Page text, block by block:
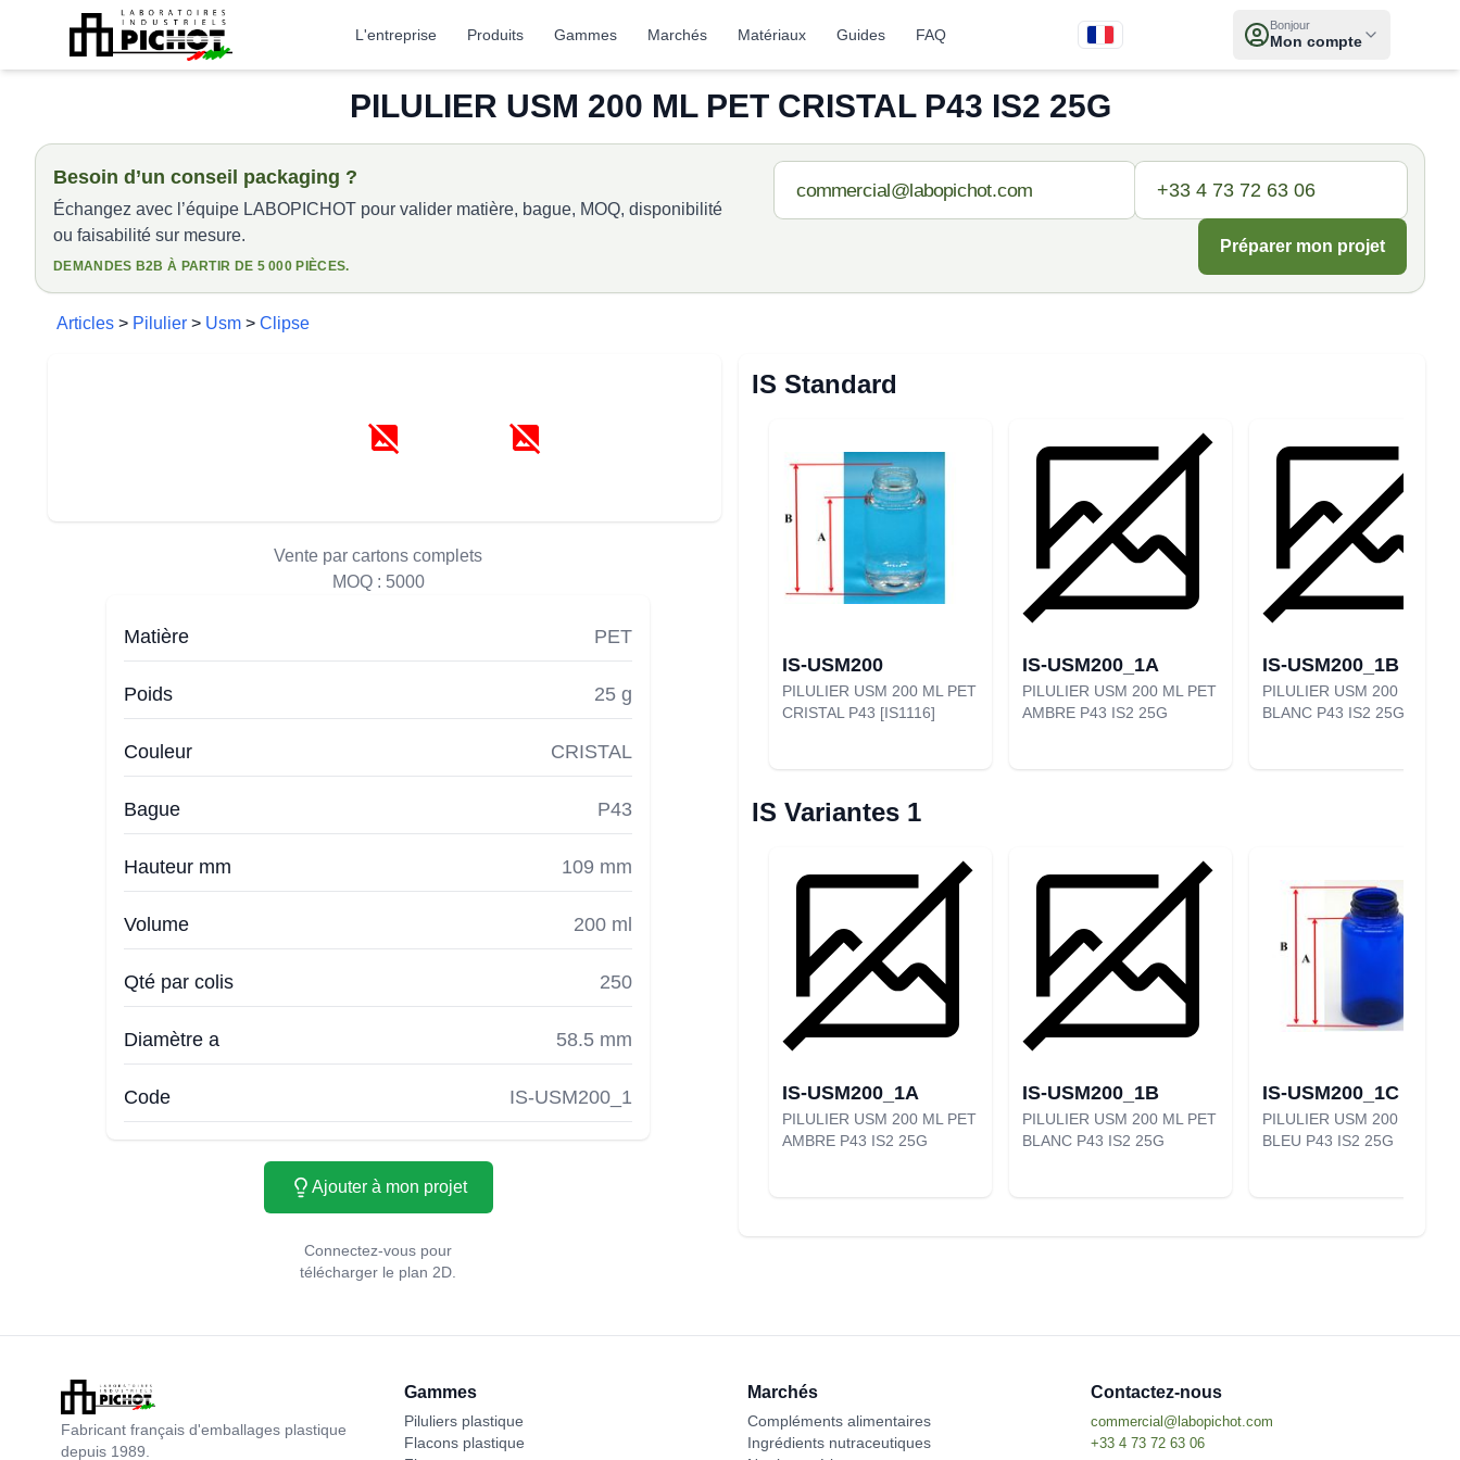
L'entreprise Produits Gammes Marchés Matériaux Guides FAQ
Bonjour
Mon compte
PILULIER USM 200 ML PET CRISTAL P43 IS2 25G
Besoin d’un conseil packaging ?
Échangez avec l’équipe LABOPICHOT pour valider matière, bague, MOQ, disponibilité
ou faisabilité sur mesure.
DEMANDES B2B À PARTIR DE 5 000 PIÈCES.
Préparer mon projet
Articles > Pilulier > Usm > Clipse
Vente par cartons complets
MOQ : 5000
Matière PET
Poids 25 g
Couleur CRISTAL
Bague P43
Hauteur mm 109 mm
Volume 200 ml
Qté par colis 250
Diamètre a 58.5 mm
Code IS-USM200_1
Ajouter à mon projet
Connectez-vous pour
télécharger le plan 2D.
IS Standard
IS-USM200
PILULIER USM 200 ML PET
CRISTAL P43 [IS1116]
IS-USM200_1A
PILULIER USM 200 ML PET
AMBRE P43 IS2 25G
IS-USM200_1B
PILULIER USM 200 ML PET
BLANC P43 IS2 25G
IS Variantes 1
IS-USM200_1A
PILULIER USM 200 ML PET
AMBRE P43 IS2 25G
IS-USM200_1B
PILULIER USM 200 ML PET
BLANC P43 IS2 25G
IS-USM200_1C
PILULIER USM 200 ML PET
BLEU P43 IS2 25G
Fabricant français d'emballages plastique
depuis 1989.
Gammes
Piluliers plastique
Flacons plastique
Marchés
Compléments alimentaires
Ingrédients nutraceutiques
Contactez-nous